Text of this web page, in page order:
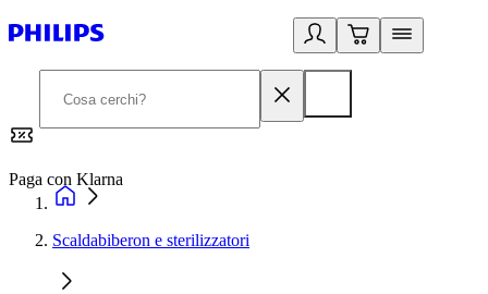
Paga con Klarna
Scaldabiberon e sterilizzatori